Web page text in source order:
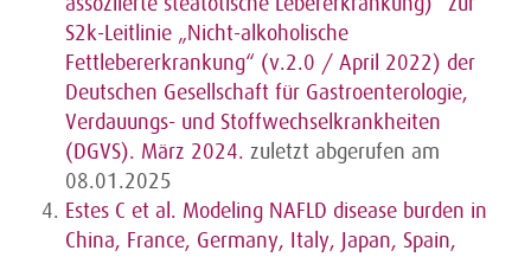
S2k-Leitlinie „Nicht-alkoholische
Fettlebererkrankung“ (v.2.0 / April 2022) der
Deutschen Gesellschaft für Gastroenterologie,
Verdauungs- und Stoffwechselkrankheiten
(DGVS). März 2024. zuletzt abgerufen am
08.01.2025
Estes C et al. Modeling NAFLD disease burden in
China, France, Germany, Italy, Japan, Spain,